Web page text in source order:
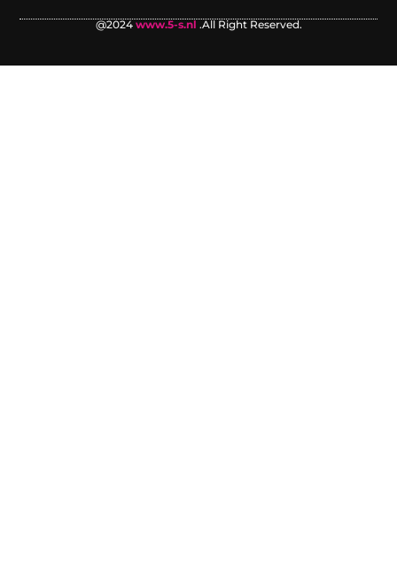
@2024www.5-s.nl .All Right Reserved.